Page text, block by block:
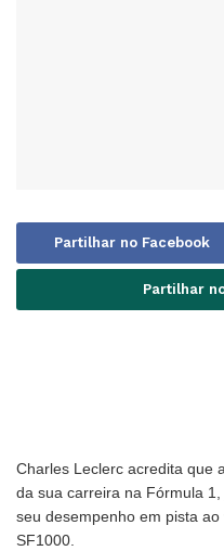
Partilhar no Facebook
Partilhar
Charles Leclerc acredita que
da sua carreira na Fórmula
seu desempenho em pista
SF1000.